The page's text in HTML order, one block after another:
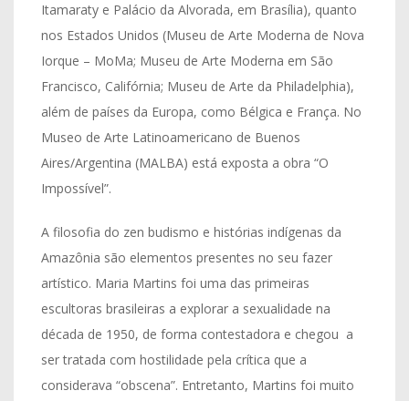
Itamaraty e Palácio da Alvorada, em Brasília), quanto
nos Estados Unidos (Museu de Arte Moderna de Nova
Iorque – MoMa; Museu de Arte Moderna em São
Francisco, Califórnia; Museu de Arte da Philadelphia),
além de países da Europa, como Bélgica e França. No
Museo de Arte Latinoamericano de Buenos
Aires/Argentina (MALBA) está exposta a obra “O
Impossível”.
A filosofia do zen budismo e histórias indígenas da
Amazônia são elementos presentes no seu fazer
artístico. Maria Martins foi uma das primeiras
escultoras brasileiras a explorar a sexualidade na
década de 1950, de forma contestadora e chegou a
ser tratada com hostilidade pela crítica que a
considerava “obscena”. Entretanto, Martins foi muito